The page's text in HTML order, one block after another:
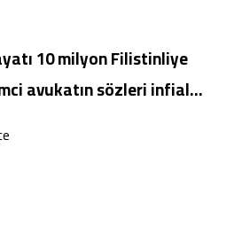
10 milyon Filistinliye
avukatın sözleri infial